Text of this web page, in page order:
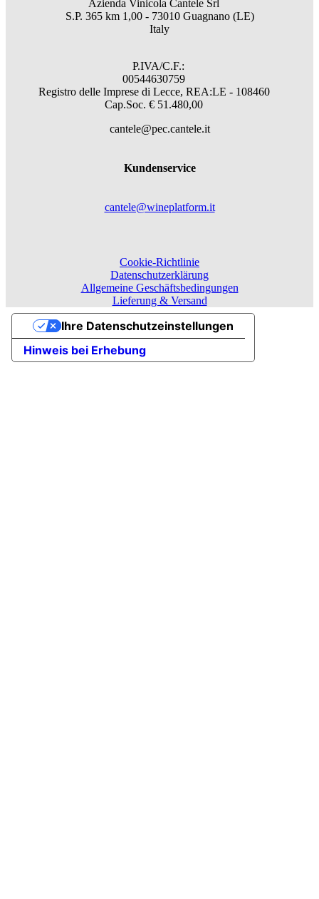
Azienda Vinicola Cantele Srl
S.P. 365 km 1,00 - 73010 Guagnano (LE)
Italy
P.IVA/C.F.:
00544630759
Registro delle Imprese di Lecce, REA:LE - 108460
Cap.Soc. € 51.480,00
cantele@pec.cantele.it
Kundenservice
cantele@wineplatform.it
Cookie-Richtlinie
Datenschutzerklärung
Allgemeine Geschäftsbedingungen
Lieferung & Versand
Hinweis bei Erhebung
Ihre Datenschutzeinstellungen